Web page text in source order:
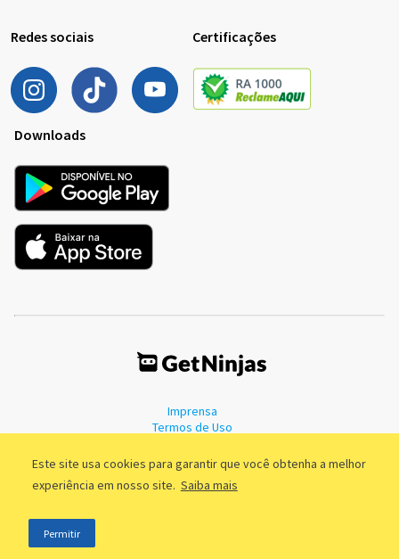
Este site usa cookies para garantir que você obtenha a melhor
experiência em nosso site. Saiba mais
Permitir
Redes sociais Certificações
Downloads
Imprensa
Termos de Uso
©2011 - 2026, GetNinjas LTDA. CNPJ 55.744.877/0001-89 - Rua Dr.
Fernandes Coelho, 85 - 3º andar - São Paulo/SP - Brasil